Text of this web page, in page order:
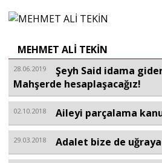
Derkenar
Sivil
Kültür -
MEHMET ALİ TEKİN
28.06.2019
Şeyh Said idama
Mahşerde hesaplaşacağız!
02.10.2018 Aileyi parçalama
29.03.2018 Adalet bize de